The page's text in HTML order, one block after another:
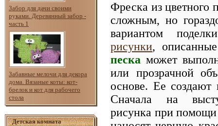
Забор для дачи своими
руками. Деревянный забор -
часть 1
Забавные мелочи для декора
дома. Вязаные коты: кот-
брелок и кот для рабочего
стола
Детская комната
Фреска из цветного
сложным, но
вариантом
рисунки,
песка может
или прозрачной
основе. Ее создают
Сначала на
рисунка при помощи